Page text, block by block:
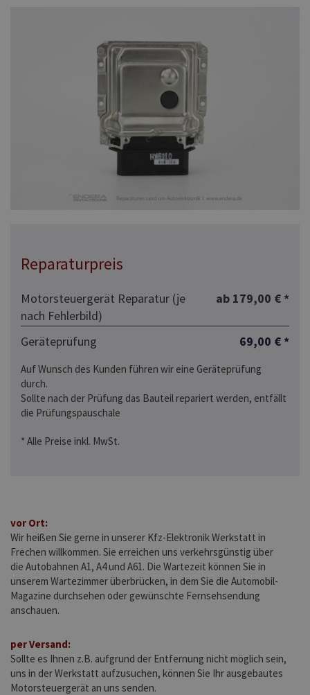
Reparaturpreis
Motorsteuergerät Reparatur (je
nach Fehlerbild)
ab 179,00 € *
Geräteprüfung 69,00 € *
Auf Wunsch des Kunden führen wir eine Geräteprüfung
durch.
Sollte nach der Prüfung das Bauteil repariert werden, entfällt
die Prüfungspauschale
* Alle Preise inkl. MwSt.
vor Ort:
Wir heißen Sie gerne in unserer Kfz-Elektronik Werkstatt in
Frechen willkommen. Sie erreichen uns verkehrsgünstig über
die Autobahnen A1, A4 und A61. Die Wartezeit können Sie in
unserem Wartezimmer überbrücken, in dem Sie die Automobil-
Magazine durchsehen oder gewünschte Fernsehsendung
anschauen.
per Versand:
Sollte es Ihnen z.B. aufgrund der Entfernung nicht möglich sein,
uns in der Werkstatt aufzusuchen, können Sie Ihr ausgebautes
Motorsteuergerät an uns senden.